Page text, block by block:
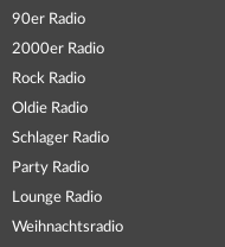
90er Radio
2000er Radio
Rock Radio
Oldie Radio
Schlager Radio
Party Radio
Lounge Radio
Weihnachtsradio